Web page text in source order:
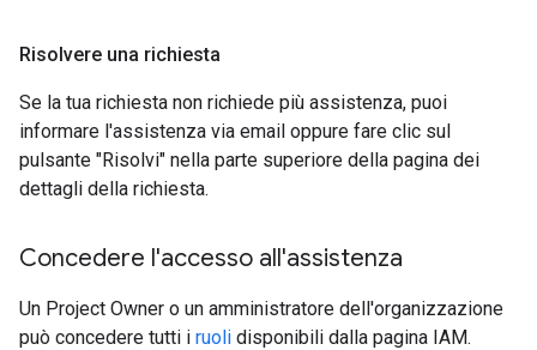
Risolvere una richiesta
Se la tua richiesta non richiede più assistenza, puoi
informare l'assistenza via email oppure fare clic sul
pulsante "Risolvi" nella parte superiore della pagina dei
dettagli della richiesta.
Concedere l'accesso all'assistenza
Un Project Owner o un amministratore dell'organizzazione
può concedere tutti i ruoli disponibili dalla pagina IAM.